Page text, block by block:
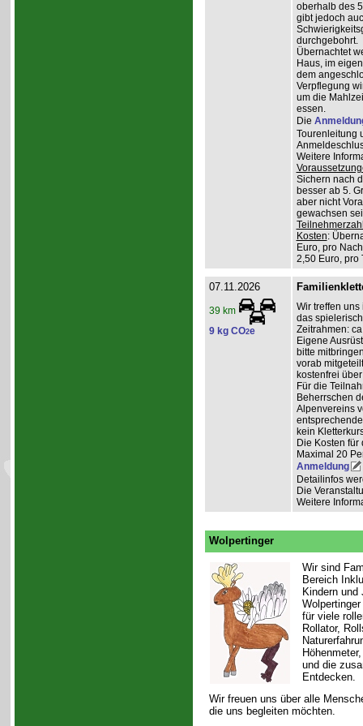
oberhalb des
gibt jedoch
durchgebohrt.
Übernachtet
Haus, im
dem
Verpflegung
um die
essen.
Die
Tourenleitung
Weitere
Sichern nach
besser ab 5.
aber nicht
gewachsen
Kosten:
Euro, pro
2,50 Euro, pro
07.11.2026
39 km
9 kg CO2e
Wir treffen
das
Zeitrahmen:
Eigene
bitte
vorab
kostenfrei
Für die
Beherrschen
Alpenvereins
kein
Die Kosten
Maximal 20
Anmeldung
Detailinfos
Die
Weitere
Wolpertinger
Wir sind
Bereich
Kindern und
für viele
Rollator,
und die
Entdecken.
Wir freuen uns über alle
die uns begleiten möchten.